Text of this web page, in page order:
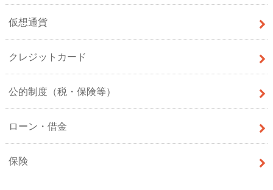
仮想通貨
クレジットカード
公的制度（税・保険等）
ローン・借金
保険